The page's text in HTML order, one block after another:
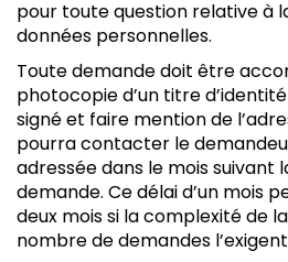
pour toute question relative à
données personnelles.
Toute demande doit être
photocopie d’un titre
signé et faire mention de
pourra contacter le
adressée dans le mois suivant
demande. Ce délai d’un mois
deux mois si la complexité de
nombre de demandes